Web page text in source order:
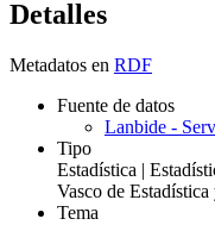
Detalles
Metadatos en RDF
Fuente de datos
Lanbide -
Tipo
Estadística |
Vasco de
Tema